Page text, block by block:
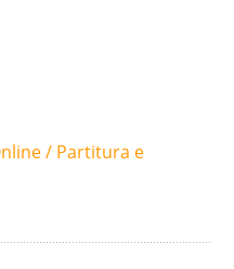
/ Partitura e